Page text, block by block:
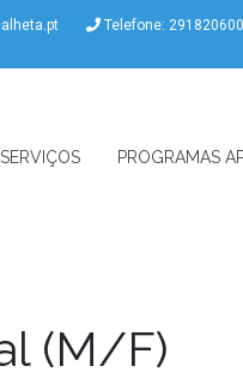
Telefone: 291820600
PROGRAMAS
(M/F)